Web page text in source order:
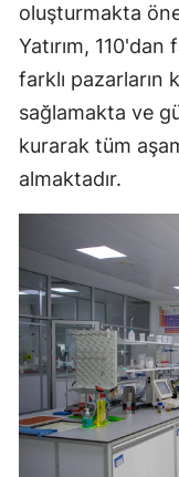
oluşturmakta
Yatırım,
farklı pazarların
sağlamakta ve
kurarak tüm
almaktadır.